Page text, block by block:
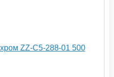
ZZ-C5-288-01 500